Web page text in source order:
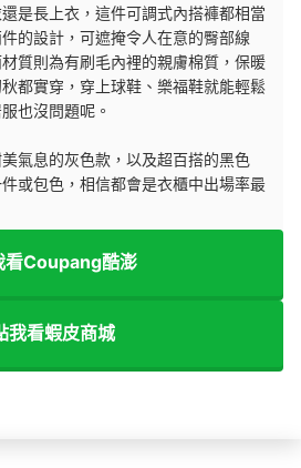
是長上衣，這件可調式內搭褲都相當
的設計，可遮掩令人在意的臀部線
質則為有刷毛內裡的親膚棉質，保暖
都實穿，穿上球鞋、樂福鞋就能輕鬆
也沒問題呢。
氣息的灰色款，以及超百搭的黑色
或包色，相信都會是衣櫃中出場率最
看Coupang酷澎
我看蝦皮商城